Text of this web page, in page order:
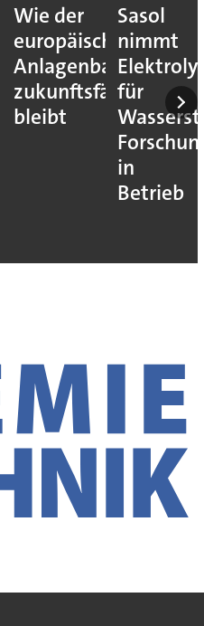
Wie der
europäische
Anlagenbau
zukunftsfähig
bleibt
Sasol
nimmt
für
in
Betrieb